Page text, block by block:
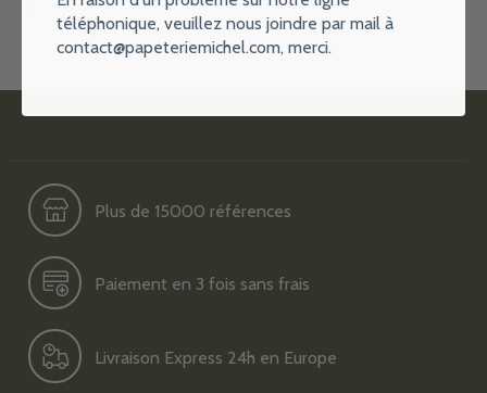
Ne vous inquiétez pas, aucun spam
Plus de 15000 références
Paiement en 3 fois sans frais
Livraison Express 24h en Europe
téléphonique, veuillez nous joindre par mail à
contact@papeteriemichel.com, merci.